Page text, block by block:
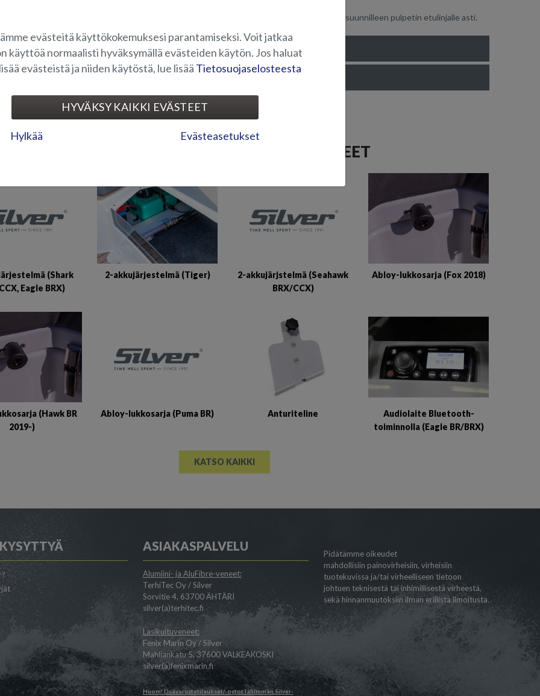
molempiin kylkiin. Törmäyslista lähtee kuvan osoittamalla tavalla uimatasojen kulmasta suunnilleen pulpetin etulinjalle asti.
ELEKTRONIIKKA JA MUUT VARUSTEET
(Shark
Eagle BRX)
2-akkujärjestelmä (Tiger)
2-akkujärjstelmä (Seahawk
BRX/CCX)
Abloy-lukkosarja (Fox 2018)
(Hawk BR
2019-)
Abloy-lukkosarja (Puma BR) Anturiteline
Audiolaite Bluetooth-
toiminnolla (Eagle BR/BRX)
KATSO KAIKKI
ASIAKASPALVELU
Alumiini- ja AluFibre-veneet:
TerhiTec Oy / Silver
Sorvitie 4, 63700 ÄHTÄRI
silver(a)terhitec.fi
Lasikuituveneet:
Fenix Marin Oy / Silver
Mahliankatu 5, 37600 VALKEAKOSKI
silver(a)fenixmarin.fi
Huom! Lisävarustetilaukset/-ostot lähimmän Silver-
Pidätämme oikeudet
mahdollisiin painovirheisiin, virheisiin
tuotekuvissa ja/tai virheelliseen tietoon
johtuen teknisestä tai inhimillisestä virheestä,
sekä hinnanmuutoksiin ilman erillistä ilmoitusta.
evästeitä käyttökokemuksesi parantamiseksi. Voit jatkaa
käyttöä normaalisti hyväksymällä evästeiden käytön. Jos haluat
evästeistä ja niiden käytöstä, lue lisää Tietosuojaselosteesta
HYVÄKSY KAIKKI EVÄSTEET
Hylkää Evästeasetukset